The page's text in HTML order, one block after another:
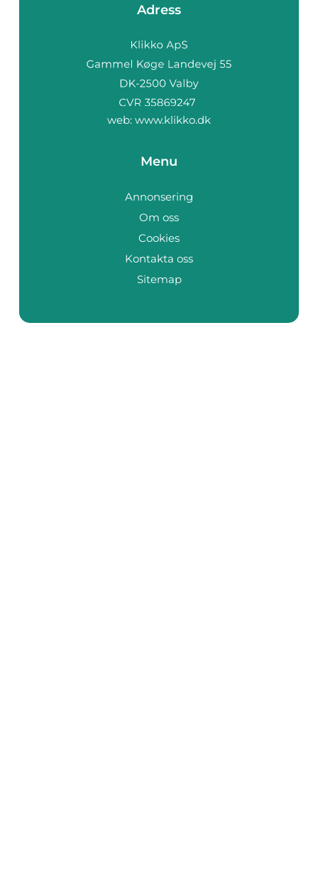
Adress
web: www.klikko.dk
Menu
Annonsering
Om oss
Cookies
Kontakta oss
Sitemap